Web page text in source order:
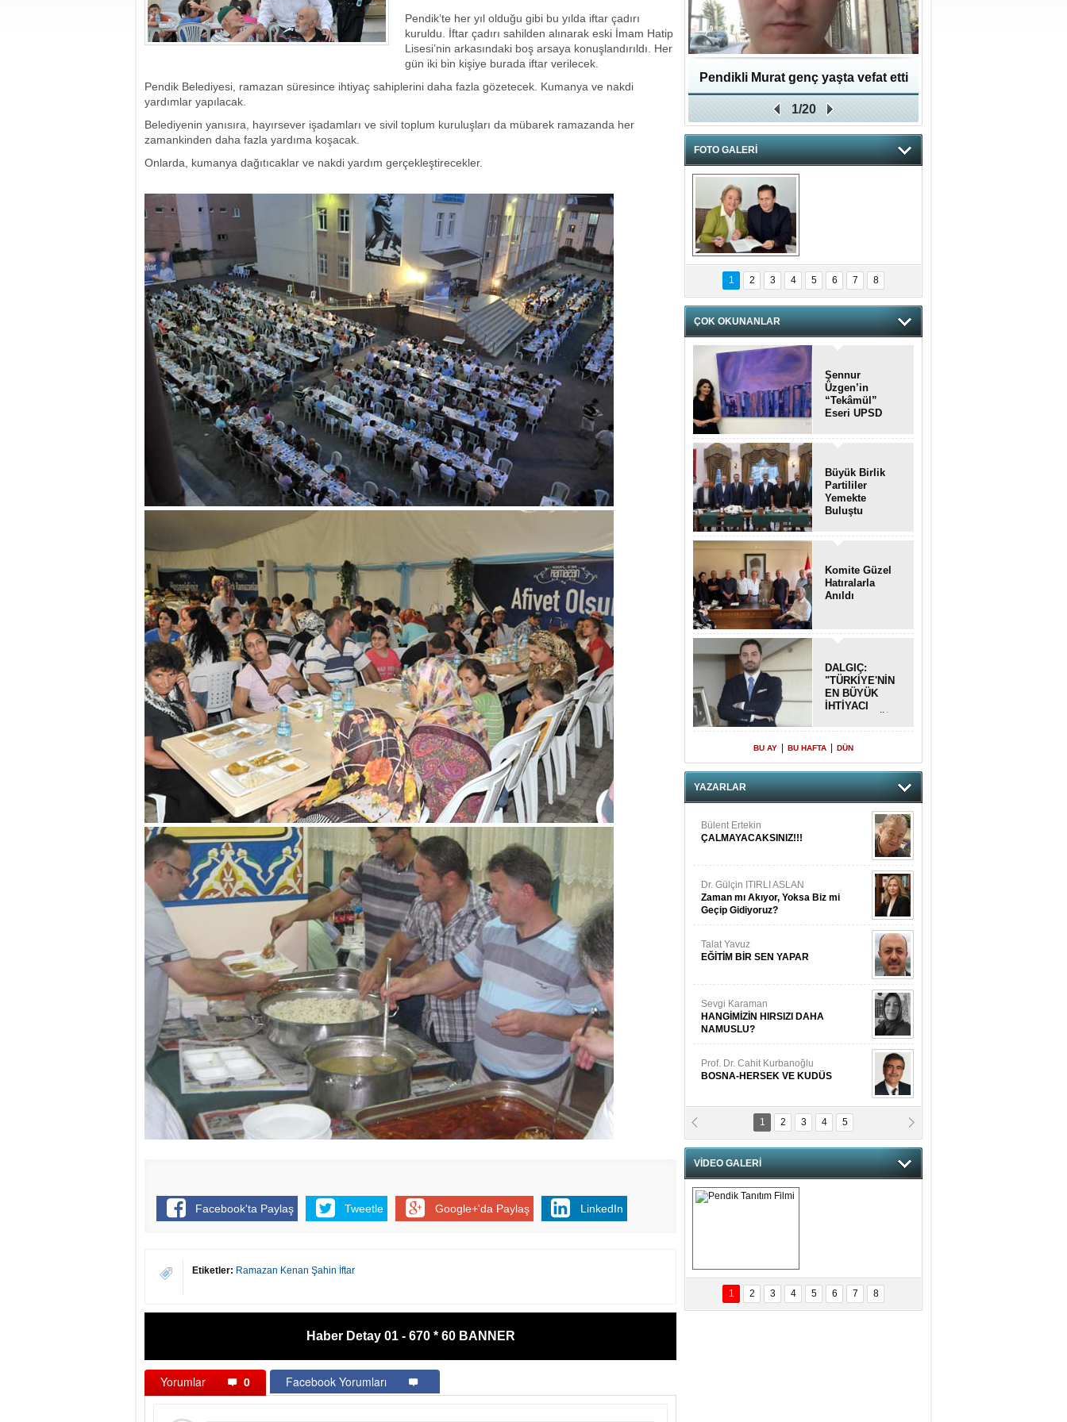
Pendik’te her yıl olduğu gibi bu yılda iftar çadırı
kuruldu. İftar çadırı sahilden alınarak eski İmam Hatip
Lisesi’nin arkasındaki boş arsaya konuşlandırıldı. Her
gün iki bin kişiye burada iftar verilecek.
Pendik Belediyesi, ramazan süresince ihtiyaç sahiplerini daha fazla gözetecek. Kumanya ve nakdi
yardımlar yapılacak.
Belediyenin yanısıra, hayırsever işadamları ve sivil toplum kuruluşları da mübarek ramazanda her
zamankinden daha fazla yardıma koşacak.
Onlarda, kumanya dağıtıcaklar ve nakdi yardım gerçekleştirecekler.
Facebook'ta Paylaş Tweetle Google+'da Paylaş LinkedIn
Etiketler: Ramazan Kenan Şahin İftar
Haber Detay 01 - 670 * 60 BANNER
Yorumlar 0 Facebook Yorumları
Pendikli Murat genç yaşta vefat etti
1/20
FOTO GALERİ
hnzzzna
1 2 3 4 5 6 7 8
ÇOK OKUNANLAR
Şennur
Üzgen’in
“Tekâmül”
Eseri UPSD
Sergisi’nde
Büyük Birlik
Partililer
Yemekte
Buluştu
Komite Güzel
Hatıralarla
Anıldı
DALGIÇ:
"TÜRKİYE'NİN
EN BÜYÜK
İHTİYACI
DOĞRU
PLANLAMA"
BU AY BU HAFTA DÜN
YAZARLAR
Bülent Ertekin
ÇALMAYACAKSINIZ!!!
Dr. Gülçin ITIRLI ASLAN
Zaman mı Akıyor, Yoksa Biz mi
Geçip Gidiyoruz?
Talat Yavuz
EĞİTİM BİR SEN YAPAR
Sevgi Karaman
HANGİMİZİN HIRSIZI DAHA
NAMUSLU?
Prof. Dr. Cahit Kurbanoğlu
BOSNA-HERSEK VE KUDÜS
Fatma Saçak Akbulut
Fatma Daştan
Meftun Olmak
KAFAYI!
Abbas Levent Ertekin
Sanal Medyanın Dijital Savaş Alanı
1 2 3 4 5
VİDEO GALERİ
Pendik Tanıtım
Filmi
1 2 3 4 5 6 7 8